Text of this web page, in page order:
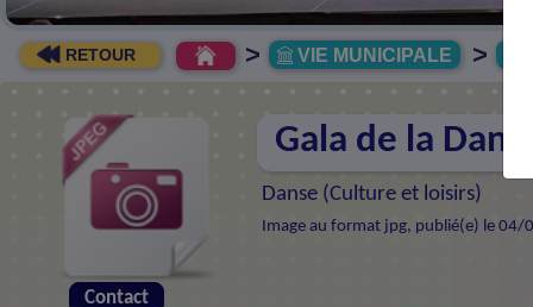
RETOUR > VIE MUNICIPALE >
Gala de la
Danse (Culture et loisirs)
Image au format jpg, publié(e) le
Contact